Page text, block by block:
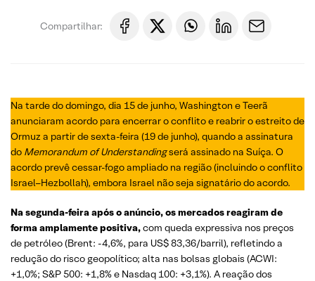
Compartilhar:
Na tarde do domingo, dia 15 de junho, Washington e Teerã
anunciaram acordo para encerrar o conflito e reabrir o estreito de
Ormuz a partir de sexta-feira (19 de junho), quando a assinatura
do Memorandum of Understandingserá assinado na Suíça. O
acordo prevê cessar-fogo ampliado na região (incluindo o conflito
Israel–Hezbollah), embora Israel não seja signatário do acordo.
Na segunda-feira após o anúncio, os mercados reagiram de
forma amplamente positiva,com queda expressiva nos preços
de petróleo (Brent: -4,6%, para US$ 83,36/barril), refletindo a
redução do risco geopolítico; alta nas bolsas globais (ACWI:
+1,0%; S&P 500: +1,8% e Nasdaq 100: +3,1%). A reação dos